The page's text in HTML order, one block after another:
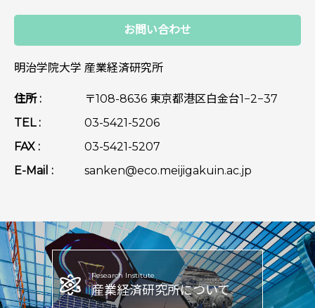
お問い合わせ
明治学院大学 産業経済研究所
住所 :
〒108-8636 東京都港区白金台1−2−37
TEL :
03-5421-5206
FAX :
03-5421-5207
E-Mail :
sanken@eco.meijigakuin.ac.jp
Research Institute
産業経済研究所について